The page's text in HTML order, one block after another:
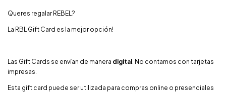
Queres regalar REBEL?
La RBL Gift Card es la mejor opción!
Las Gift Cards se envían de manera digital
. No contamos con tarjetas
impresas.
Esta gift card puede ser utilizada para compras online o presenciales